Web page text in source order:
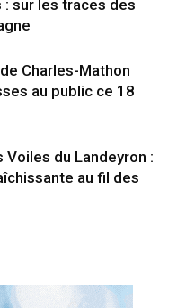
sur les traces des
Charles-Mathon
au public ce 18
Voiles du Landeyron :
au fil des